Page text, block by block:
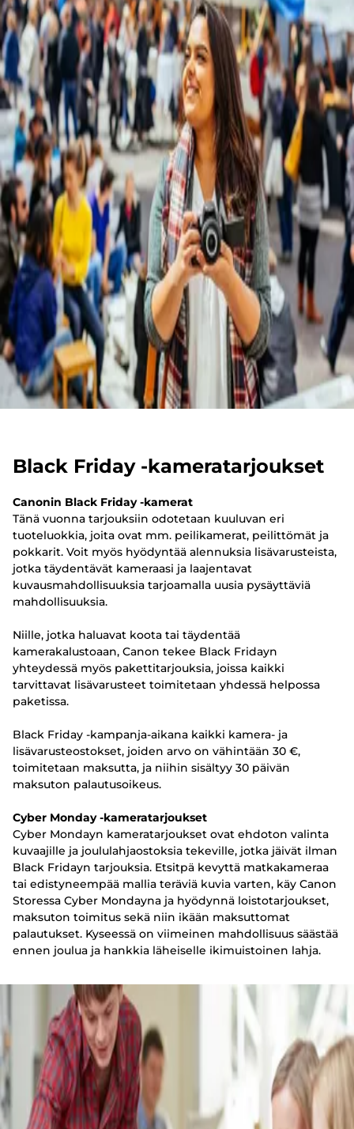
Black Friday -kameratarjoukset
Canonin Black Friday -kamerat
Tänä vuonna tarjouksiin odotetaan kuuluvan eri
tuoteluokkia, joita ovat mm. peilikamerat, peilittömät ja
pokkarit. Voit myös hyödyntää alennuksia lisävarusteista,
jotka täydentävät kameraasi ja laajentavat
kuvausmahdollisuuksia tarjoamalla uusia pysäyttäviä
mahdollisuuksia.
Niille, jotka haluavat koota tai täydentää
kamerakalustoaan, Canon tekee Black Fridayn
yhteydessä myös pakettitarjouksia, joissa kaikki
tarvittavat lisävarusteet toimitetaan yhdessä helpossa
paketissa.
Black Friday -kampanja-aikana kaikki kamera- ja
lisävarusteostokset, joiden arvo on vähintään 30 €,
toimitetaan maksutta, ja niihin sisältyy 30 päivän
maksuton palautusoikeus.
Cyber Monday -kameratarjoukset
Cyber Mondayn kameratarjoukset ovat ehdoton valinta
kuvaajille ja joululahjaostoksia tekeville, jotka jäivät ilman
Black Fridayn tarjouksia. Etsitpä kevyttä matkakameraa
tai edistyneempää mallia teräviä kuvia varten, käy Canon
Storessa Cyber Mondayna ja hyödynnä loistotarjoukset,
maksuton toimitus sekä niin ikään maksuttomat
palautukset. Kyseessä on viimeinen mahdollisuus säästää
ennen joulua ja hankkia läheiselle ikimuistoinen lahja.